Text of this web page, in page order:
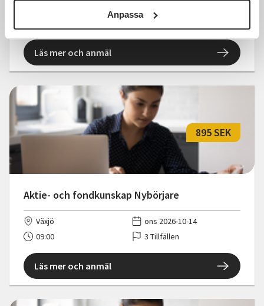
Anpassa
Läs mer och anmäl
Aktie- och fondkunskap Nybörjare
895 SEK
Växjö
ons 2026-10-14
09:00
3 Tillfällen
Läs mer och anmäl